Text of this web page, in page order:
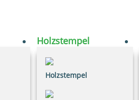
Holzstempel
Holzstempel